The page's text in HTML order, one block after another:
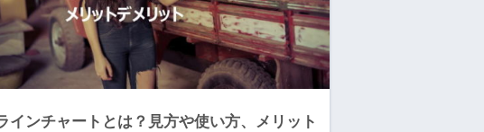
インチャートとは？見方や使い方、メリット